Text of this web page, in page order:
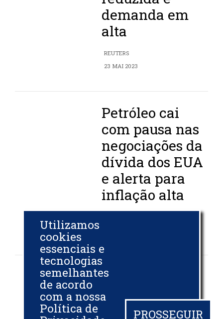
demanda em
alta
REUTERS
23 MAI 2023
Petróleo cai
com pausa nas
negociações da
dívida dos EUA
e alerta para
inflação alta
Petróleo fecha
em queda de
mais de 1%, com
Utilizamos
cookies
essenciais e
tecnologias
semelhantes
de acordo
com a nossa
Política de
PROSSEGUIR